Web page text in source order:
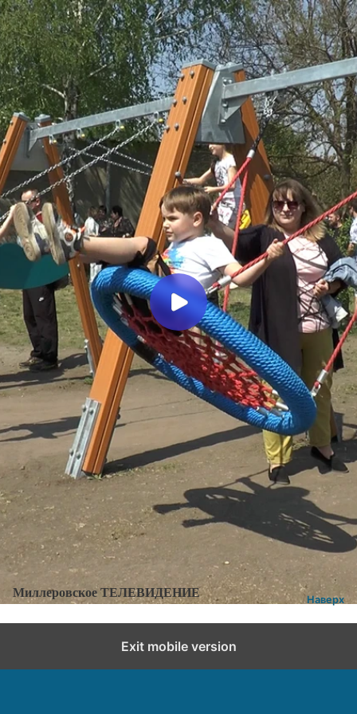
Миллеровское ТЕЛЕВИДЕНИЕ
Встреча администрации
Миллеровского района с
жителями ул. Сурикова в рамках
проекта «Территория детства»
Миллеровское ТВ 1 год назад
Категории:Новости,Новости города и района
Добавить комментарий
Миллеровское ТЕЛЕВИДЕНИЕ Наверх
Exit mobile version